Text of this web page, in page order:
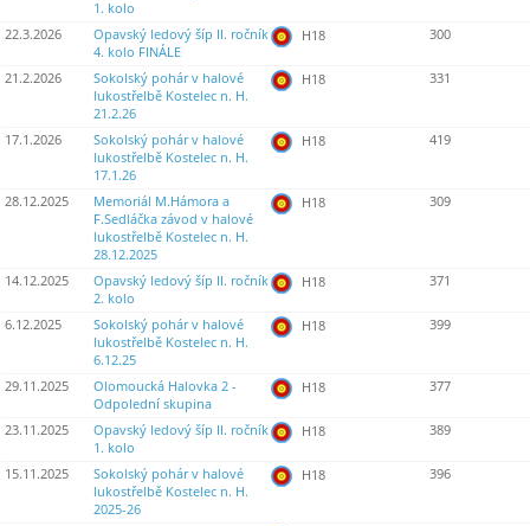
1. kolo
22.3.2026
Opavský ledový šíp II. ročník
4. kolo FINÁLE
H18 300
21.2.2026
Sokolský pohár v halové
lukostřelbě Kostelec n. H.
21.2.26
H18 331
17.1.2026
Sokolský pohár v halové
lukostřelbě Kostelec n. H.
17.1.26
H18 419
28.12.2025
Memoriál M.Hámora a
F.Sedláčka závod v halové
lukostřelbě Kostelec n. H.
28.12.2025
H18 309
14.12.2025
Opavský ledový šíp II. ročník
2. kolo
H18 371
6.12.2025
Sokolský pohár v halové
lukostřelbě Kostelec n. H.
6.12.25
H18 399
29.11.2025
Olomoucká Halovka 2 -
Odpolední skupina
H18 377
23.11.2025
Opavský ledový šíp II. ročník
1. kolo
H18 389
15.11.2025
Sokolský pohár v halové
lukostřelbě Kostelec n. H.
2025-26
H18 396